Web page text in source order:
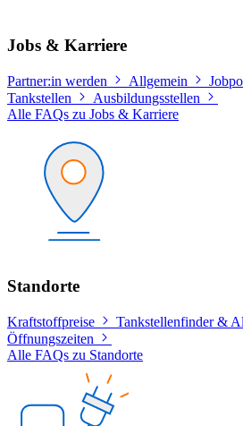
Jobs & Karriere
Partner:in werden Allgemein
Tankstellen
Ausbildungsstellen
Alle FAQs zu Jobs & Karriere
Standorte
Kraftstoffpreise
Tankstellenfinder &
Öffnungszeiten
Alle FAQs zu Standorte